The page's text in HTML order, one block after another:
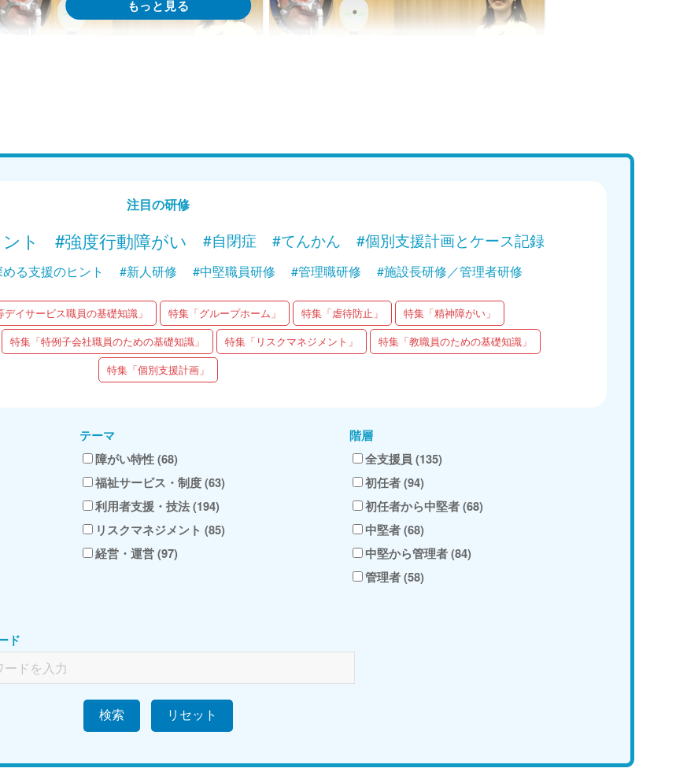
注目の研修
ト #強度行動障がい #自閉症 #てんかん
#個別支援計画とケース記録
る支援のヒント #新人研修 #中堅職員研修 #管理職研修 #施設長研修／管理者研修
イサービス職員の基礎知識」 特集「グループホーム」 特集「虐待防止」
特集「精神障がい」
特集「特例子会社職員のための基礎知識」 特集「リスクマネジメント」
特集「教職員のための基礎知識」
特集「個別支援計画」
テーマ
障がい特性 (68)
福祉サービス・制度 (63)
利用者支援・技法 (194)
リスクマネジメント (85)
経営・運営 (97)
階層
全支援員 (135)
初任者 (94)
初任者から中堅者 (68)
中堅者 (68)
中堅から管理者 (84)
管理者 (58)
ド
検索